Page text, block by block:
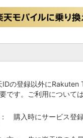
の登録以外にRakuten
です。ご利用について
購入時にサービス登